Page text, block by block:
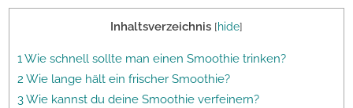
Inhaltsverzeichnis [hide]
1 Wie schnell sollte man einen Smoothie trinken?
2 Wie lange hält ein frischer Smoothie?
3 Wie kannst du deine Smoothie verfeinern?